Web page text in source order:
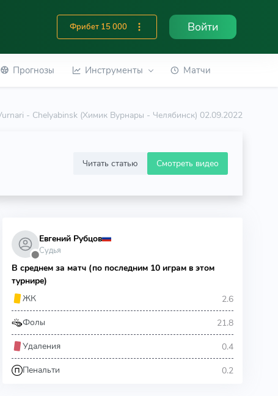
Фрибет 15 000 Войти
Прогнозы Инструменты Матчи
- Chelyabinsk (Химик Вурнары - Челябинск) 02.09.2022
Читать статью Смотреть видео
⬤
Евгений Рубцов
Судья
В среднем за матч (по последним 10 играм в этом
турнире)
ЖК
2.6
Фолы 21.8
Удаления 0.4
Пенальти 0.2